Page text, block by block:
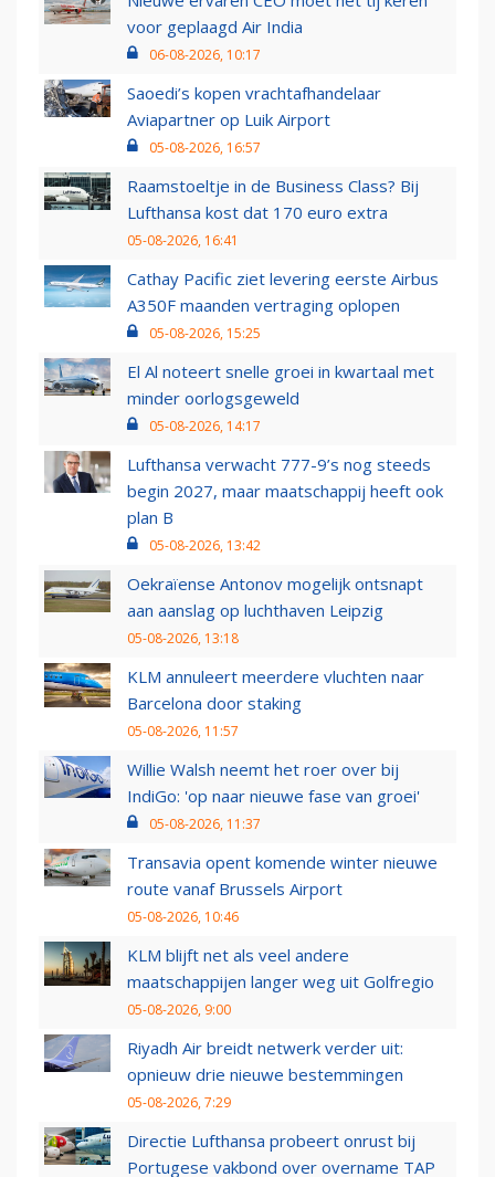
voor geplaagd Air India
06-08-2026, 10:17
Saoedi’s kopen vrachtafhandelaar
Aviapartner op Luik Airport
05-08-2026, 16:57
Raamstoeltje in de Business Class? Bij
Lufthansa kost dat 170 euro extra
05-08-2026, 16:41
Cathay Pacific ziet levering eerste Airbus
A350F maanden vertraging oplopen
05-08-2026, 15:25
El Al noteert snelle groei in kwartaal met
minder oorlogsgeweld
05-08-2026, 14:17
Lufthansa verwacht 777-9’s nog steeds
begin 2027, maar maatschappij heeft ook
plan B
05-08-2026, 13:42
Oekraïense Antonov mogelijk ontsnapt
aan aanslag op luchthaven Leipzig
05-08-2026, 13:18
KLM annuleert meerdere vluchten naar
Barcelona door staking
05-08-2026, 11:57
Willie Walsh neemt het roer over bij
IndiGo: 'op naar nieuwe fase van groei'
05-08-2026, 11:37
Transavia opent komende winter nieuwe
route vanaf Brussels Airport
05-08-2026, 10:46
KLM blijft net als veel andere
maatschappijen langer weg uit Golfregio
05-08-2026, 9:00
Riyadh Air breidt netwerk verder uit:
opnieuw drie nieuwe bestemmingen
05-08-2026, 7:29
Directie Lufthansa probeert onrust bij
Portugese vakbond over overname TAP